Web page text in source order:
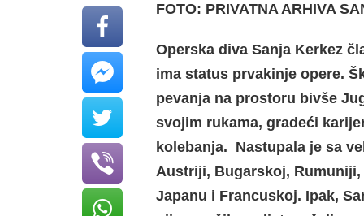
FOTO: PRIVATNA ARHIVA
Operska diva Sanja Kerkez
ima status prvakinje opere.
pevanja na prostoru bivše
svojim rukama, gradeći
kolebanja. Nastupala je sa
Austriji, Bugarskoj,
Japanu i Francuskoj. Ipak,